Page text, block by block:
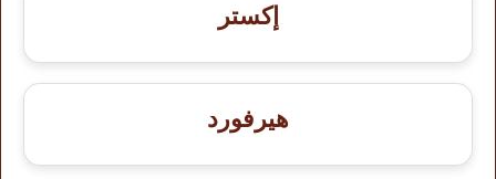
إكستر
هيرفورد